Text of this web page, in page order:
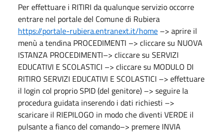
Per effettuare i RITIRI da qualunque servizio occorre
entrare nel portale del Comune di Rubiera
https://portale-rubiera.entranext.it/home –> aprire il
menù a tendina PROCEDIMENTI –> cliccare su NUOVA
ISTANZA PROCEDIMENTI–> cliccare su SERVIZI
EDUCATIVI E SCOLASTICI –> cliccare su MODULO DI
RITIRO SERVIZI EDUCATIVI E SCOLASTICI –> effettuare
il login col proprio SPID (del genitore) –> seguire la
procedura guidata inserendo i dati richiesti –>
scaricare il RIEPILOGO in modo che diventi VERDE il
pulsante a fianco del comando–> premere INVIA